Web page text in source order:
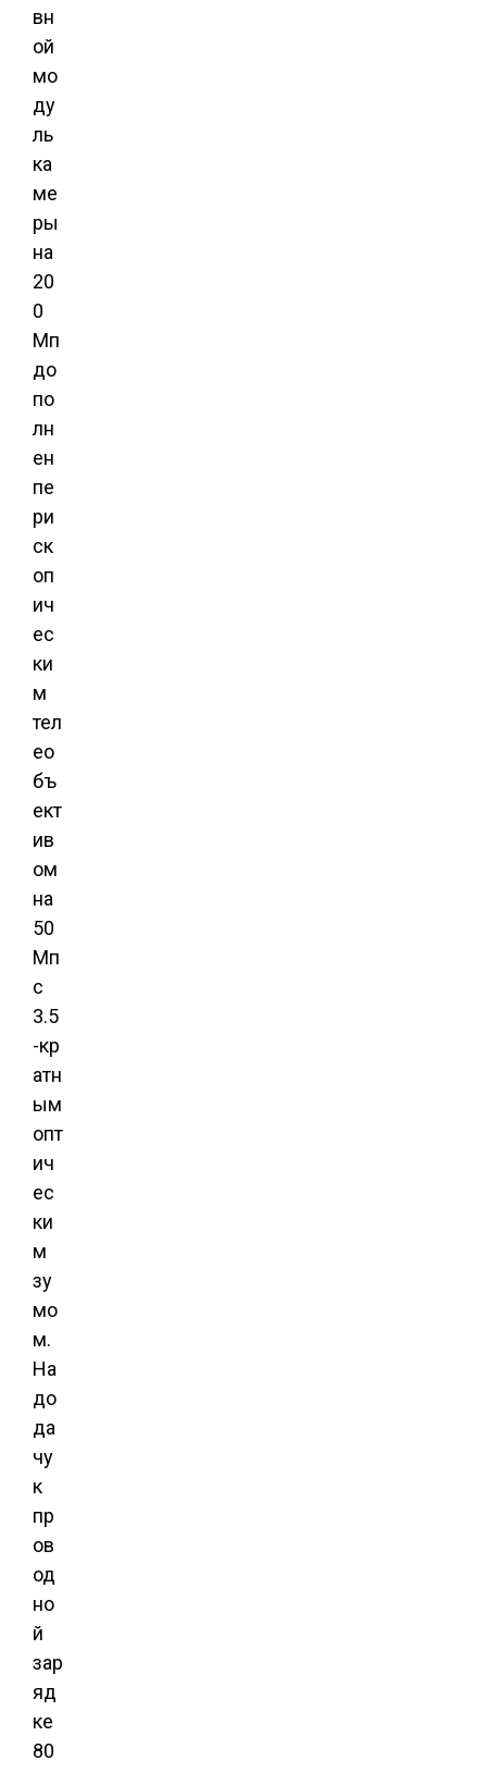
вн
ой
мо
ду
ль
ка
ме
ры
на
20
0
Мп
до
по
лн
ен
пе
ри
ск
оп
ич
ес
ки
м
тел
ео
бъ
ект
ив
ом
на
50
Мп
с
3.5
-кр
атн
ым
опт
ич
ес
ки
м
зу
мо
м.
На
до
да
чу
к
пр
ов
од
но
й
зар
яд
ке
80